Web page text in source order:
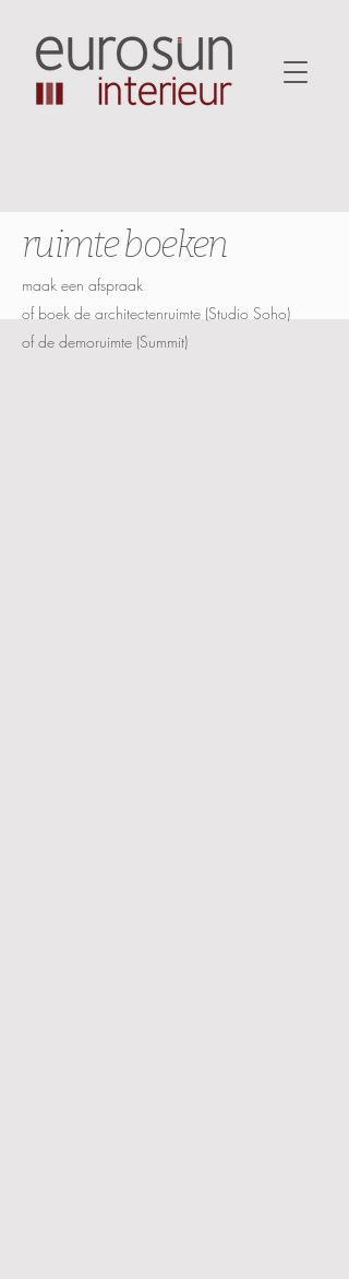
ruimte boeken
maak een afspraak
of boek de architectenruimte (Studio Soho)
of de demoruimte (Summit)